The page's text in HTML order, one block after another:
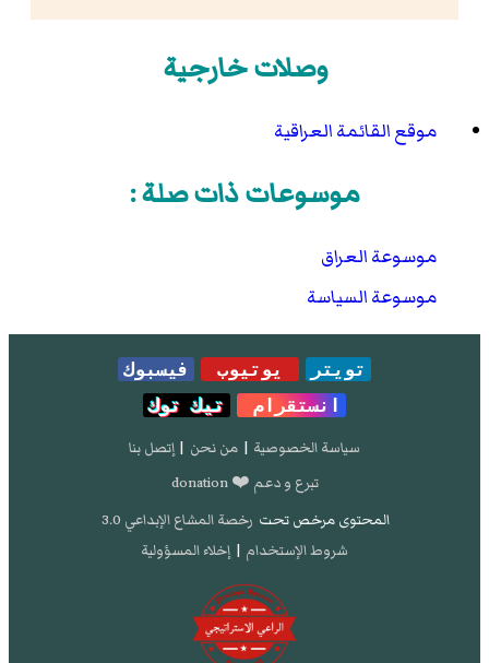
وصلات خارجية
موقع القائمة العراقية
موسوعات ذات صلة :
موسوعة العراق
موسوعة السياسة
تويتر يوتيوب
فيسبوك
انستقرام
تيك توك
سياسة الخصوصية | من نحن | إتصل بنا
تبرع و دعم ❤️ donation
المحتوى مرخص تحت رخصة المشاع الإبداعي 3.0
شروط الإستخدام | إخلاء المسؤولية